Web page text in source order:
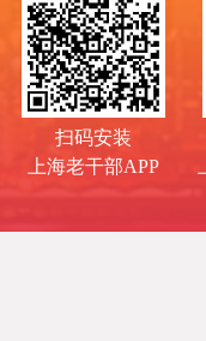
扫码安装
上海老干部APP